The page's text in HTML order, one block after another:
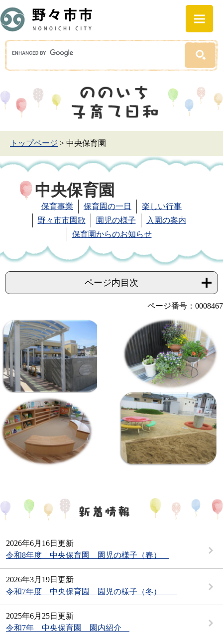
トップページ > 中央保育園
中央保育園
保育事業 保育園の一日
楽しい行事
野々市市園歌
園児の様子
入園の案内
保育園からのお知らせ
ページ内目次
ページ番号：0008467
2026年6月16日更新
令和8年度 中央保育園 園児の様子（春）
2026年3月19日更新
令和7年度 中央保育園 園児の様子（冬）
2025年6月25日更新
令和7年 中央保育園 園内紹介